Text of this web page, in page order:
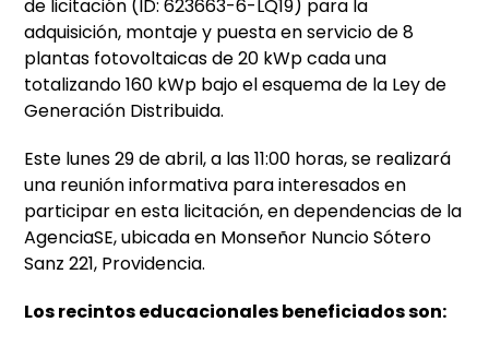
de licitación (ID: 623663-6-LQ19) para la
adquisición, montaje y puesta en servicio de 8
plantas fotovoltaicas de 20 kWp cada una
totalizando 160 kWp bajo el esquema de la Ley de
Generación Distribuida.
Este lunes 29 de abril, a las 11:00 horas, se realizará
una reunión informativa para interesados en
participar en esta licitación, en dependencias de la
AgenciaSE, ubicada en Monseñor Nuncio Sótero
Sanz 221, Providencia.
Los recintos educacionales beneficiados son: